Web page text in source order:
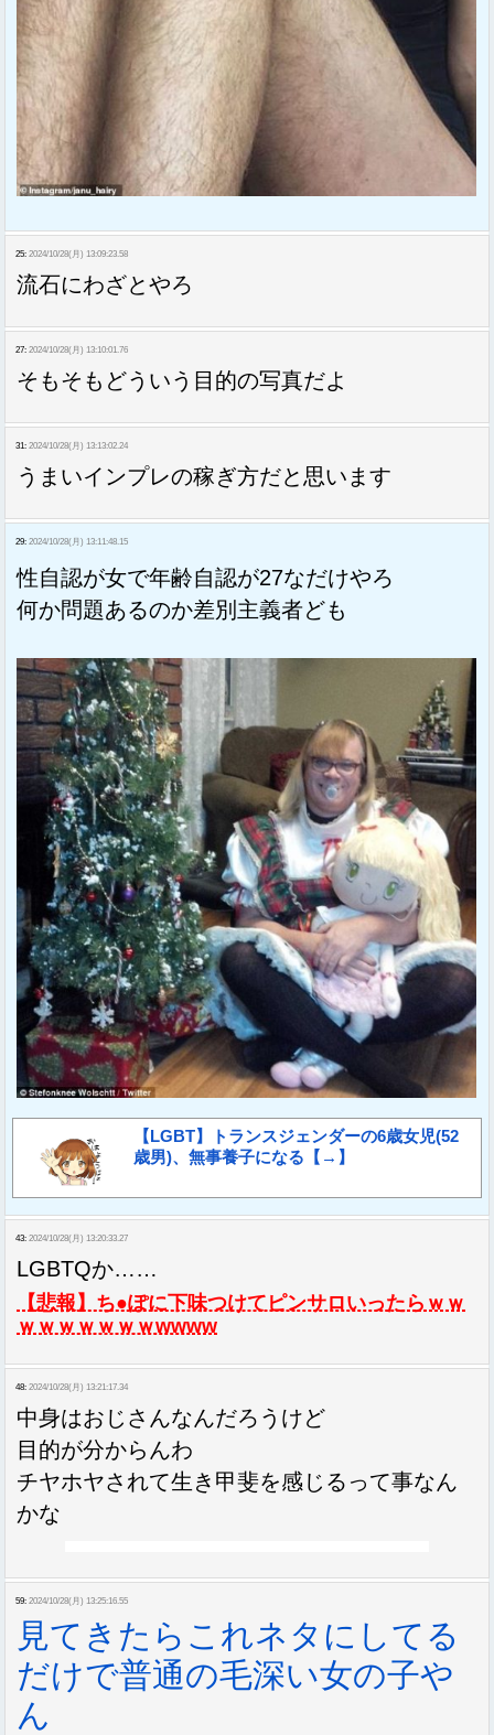
25: 2024/10/28(月) 13:09:23.58
流石にわざとやろ
27: 2024/10/28(月) 13:10:01.76
そもそもどういう目的の写真だよ
31: 2024/10/28(月) 13:13:02.24
うまいインプレの稼ぎ方だと思います
29: 2024/10/28(月) 13:11:48.15
性自認が女で年齢自認が27なだけやろ
何か問題あるのか差別主義者ども
【LGBT】トランスジェンダーの6歳女児(52
歳男)、無事養子になる【→】
43: 2024/10/28(月) 13:20:33.27
LGBTQか……
【悲報】ち●ぽに下味つけてピンサロいったらｗｗ
ｗｗｗｗｗｗｗwwww
48: 2024/10/28(月) 13:21:17.34
中身はおじさんなんだろうけど
目的が分からんわ
チヤホヤされて生き甲斐を感じるって事なん
かな
59: 2024/10/28(月) 13:25:16.55
見てきたらこれネタにしてる
だけで普通の毛深い女の子や
ん